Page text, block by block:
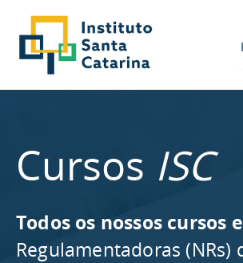
Cursos ISC
Todos os nossos cursos
Regulamentadoras